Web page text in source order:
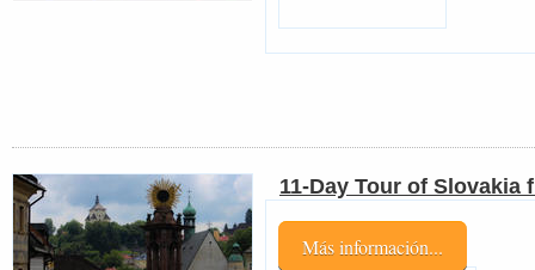
11-Day Tour of Slovakia
Más información...